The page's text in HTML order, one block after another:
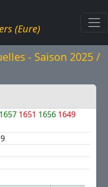
(Eure)
- Saison 2025 /
1657 1651 1656 1649